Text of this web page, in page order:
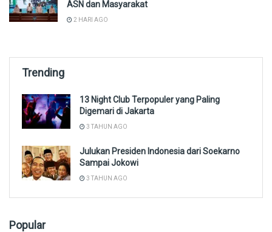
ASN dan Masyarakat
2 HARI AGO
Trending
13 Night Club Terpopuler yang Paling
Digemari di Jakarta
3 TAHUN AGO
Julukan Presiden Indonesia dari Soekarno
Sampai Jokowi
3 TAHUN AGO
Popular